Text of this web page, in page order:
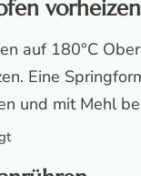
vorheizen
auf 180°C
Eine
und mit Mehl